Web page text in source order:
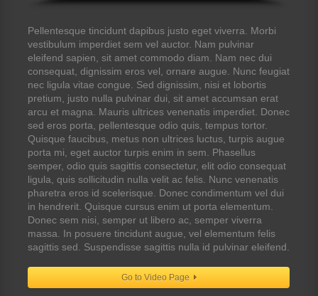
Pellentesque tincidunt dapibus justo eget viverra. Morbi
vestibulum imperdiet sem vel auctor. Nam pulvinar
eleifend sapien, sit amet commodo diam. Nam nec dui
consequat, dignissim eros vel, ornare augue. Nunc feugiat
nec ligula vitae congue. Sed dignissim, nisi et lobortis
pretium, justo nulla pulvinar dui, sit amet accumsan erat
arcu et magna. Mauris ultrices venenatis imperdiet. Donec
sed eros porta, pellentesque odio quis, tempus tortor.
Quisque faucibus, metus non ultrices luctus, turpis augue
porta mi, eget auctor turpis enim in sem. Phasellus
semper, odio quis sagittis consectetur, elit odio consequat
ligula, quis sollicitudin nulla velit ac felis. Nunc venenatis
pharetra eros id scelerisque. Donec condimentum vel dui
in hendrerit. Quisque cursus enim ut porta elementum.
Donec sem nisi, semper ut libero ac, semper viverra
massa. In posuere tincidunt augue, vel elementum felis
sagittis sed. Suspendisse sagittis nulla id pulvinar eleifend.
Go to Video Page